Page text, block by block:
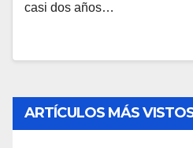
casi dos años…
ARTÍCULOS MÁS